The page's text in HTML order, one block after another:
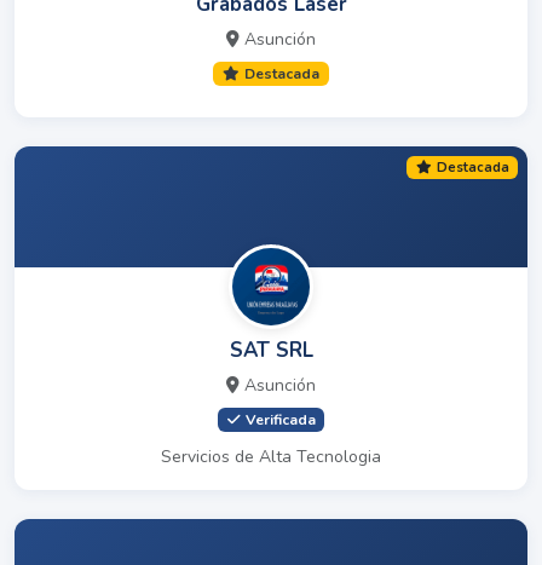
Asunción
Destacada
Destacada
SAT SRL
Asunción
Verificada
Servicios de Alta Tecnologia